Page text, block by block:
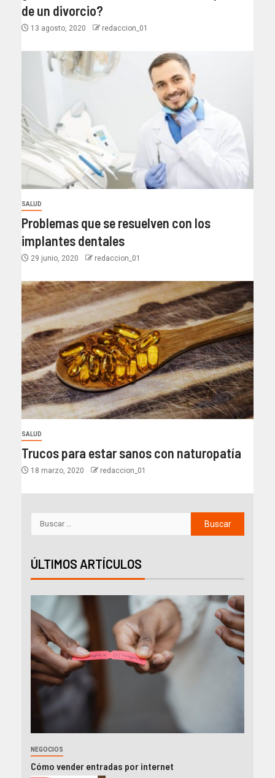
de un divorcio?
13 agosto, 2020 redaccion_01
SALUD
Problemas que se resuelven con los
implantes dentales
29 junio, 2020 redaccion_01
SALUD
Trucos para estar sanos con naturopatía
18 marzo, 2020 redaccion_01
ÚLTIMOS ARTÍCULOS
NEGOCIOS
Cómo vender entradas por internet